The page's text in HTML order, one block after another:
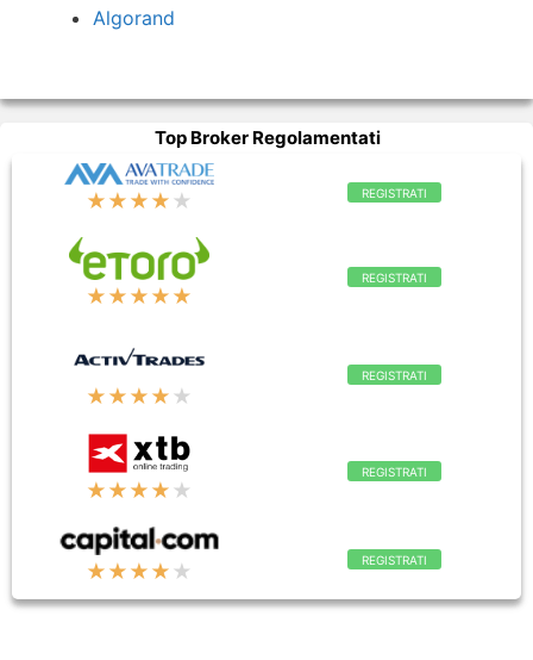
Algorand
Top Broker Regolamentati
★★★★ ★ REGISTRATI
★★★★★
REGISTRATI
★★★★ ★
REGISTRATI
★★★★ ★
REGISTRATI
★★★★ ★
REGISTRATI